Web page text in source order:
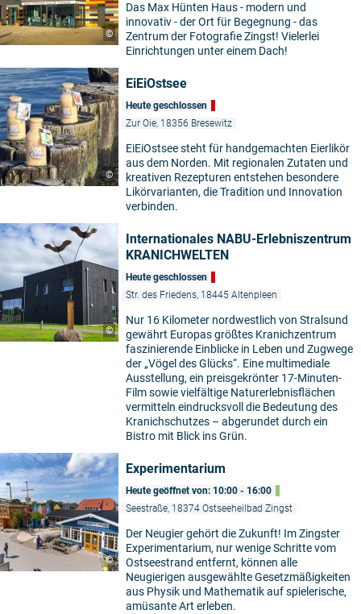
©
Das Max Hünten Haus - modern und
innovativ - der Ort für Begegnung - das
Zentrum der Fotografie Zingst! Vielerlei
Einrichtungen unter einem Dach!
©
EiEiOstsee
Heute geschlossen
Zur Oie, 18356 Bresewitz
EiEiOstsee steht für handgemachten Eierlikör
aus dem Norden. Mit regionalen Zutaten und
kreativen Rezepturen entstehen besondere
Likörvarianten, die Tradition und Innovation
verbinden.
©
Internationales NABU-Erlebniszentrum
KRANICHWELTEN
Heute geschlossen
Str. des Friedens, 18445 Altenpleen
Nur 16 Kilometer nordwestlich von Stralsund
gewährt Europas größtes Kranichzentrum
faszinierende Einblicke in Leben und Zugwege
der „Vögel des Glücks“. Eine multimediale
Ausstellung, ein preisgekrönter 17-Minuten-
Film sowie vielfältige Naturerlebnisflächen
vermitteln eindrucksvoll die Bedeutung des
Kranichschutzes – abgerundet durch ein
Bistro mit Blick ins Grün.
©
Experimentarium
Heute geöffnet von: 10:00 - 16:00
Seestraße, 18374 Ostseeheilbad Zingst
Der Neugier gehört die Zukunft! Im Zingster
Experimentarium, nur wenige Schritte vom
Ostseestrand entfernt, können alle
Neugierigen ausgewählte Gesetzmäßigkeiten
aus Physik und Mathematik auf spielerische,
amüsante Art erleben.